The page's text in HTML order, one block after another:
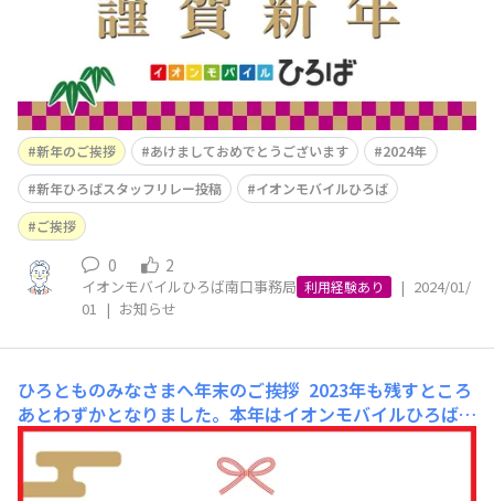
新年のご挨拶 あけましておめでとうございます
2024年
新年ひろばスタッフリレー投稿
イオンモバイルひろば
ご挨拶
0 2
イオンモバイルひろば南口事務局 利用経験あり | 2024/01/
01 | お知らせ
ひろとものみなさまへ年末のご挨拶 2023年も残すところ
あとわずかとなりました。本年はイオンモバイルひろばを
ご利用いただき誠にありがとうございました。さて、今年
3月に開設したイオンモバイルひろばは、おかげさまで4,0
00人を超えるひろとものみなさまにご参加いただくこと